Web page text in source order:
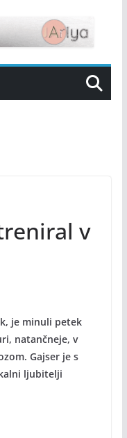
v
je minuli petek
natančneje, v
Gajser je s
ljubitelji